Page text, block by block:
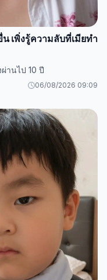
เพิ่งรู้ความลับที่เมียทำ
านไป 10 ปี
06/08/2026 09:09